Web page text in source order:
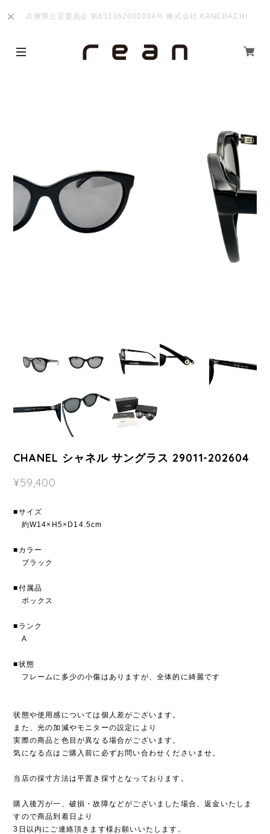
兵庫県公安委員会 第631362000034号 株式会社 KANEHACHI
CHANEL シャネル サングラス 29011-202604
¥59,400
■サイズ
約W14×H5×D14.5cm
■カラー
ブラック
■付属品
ボックス
■ランク
A
■状態
フレームに多少の小傷はありますが、全体的に綺麗です
状態や使用感については個人差がございます。
また、光の加減やモニターの設定により
実際の商品と色目が異なる場合がございます。
気になる点はご購入前に必ずお問い合わせくださいませ。
当店の採寸方法は平置き採寸となっております。
購入後万が一、破損・故障などがございました場合、返金いたしま
すので商品到着日より
3日以内にご連絡頂きます様お願いいたします。